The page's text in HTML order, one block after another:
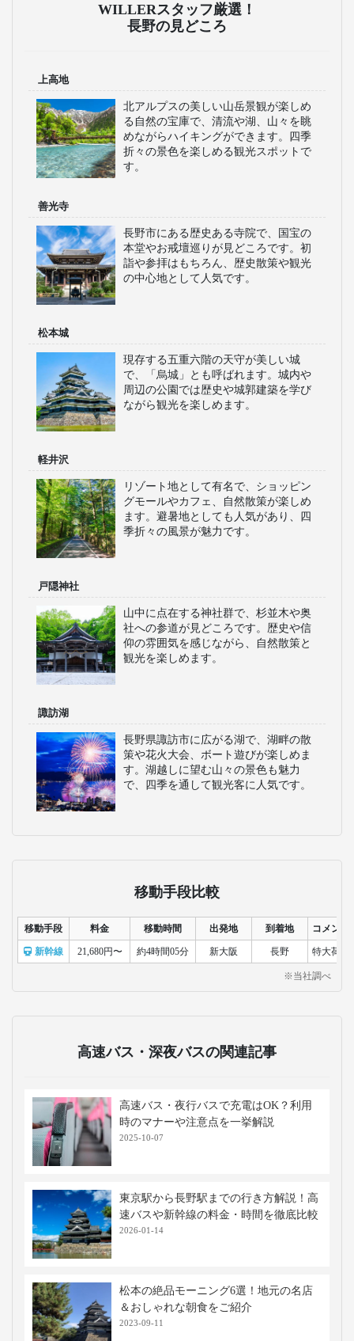
WILLERスタッフ厳選！
長野の見どころ
上高地
北アルプスの美しい山岳景観が楽しめ
る自然の宝庫で、清流や湖、山々を眺
めながらハイキングができます。四季
折々の景色を楽しめる観光スポットで
す。
善光寺
長野市にある歴史ある寺院で、国宝の
本堂やお戒壇巡りが見どころです。初
詣や参拝はもちろん、歴史散策や観光
の中心地として人気です。
松本城
現存する五重六階の天守が美しい城
で、「烏城」とも呼ばれます。城内や
周辺の公園では歴史や城郭建築を学び
ながら観光を楽しめます。
軽井沢
リゾート地として有名で、ショッピン
グモールやカフェ、自然散策が楽しめ
ます。避暑地としても人気があり、四
季折々の風景が魅力です。
戸隠神社
山中に点在する神社群で、杉並木や奥
社への参道が見どころです。歴史や信
仰の雰囲気を感じながら、自然散策と
観光を楽しめます。
諏訪湖
長野県諏訪市に広がる湖で、湖畔の散
策や花火大会、ボート遊びが楽しめま
す。湖越しに望む山々の景色も魅力
で、四季を通して観光客に人気です。
移動手段比較
移動手段 料金 移動時間 出発地 到着地 コメント
新幹線 21,680円〜 約4時間05分 新大阪 長野 特大荷物
※当社調べ
高速バス・深夜バスの関連記事
高速バス・夜行バスで充電はOK？利用
時のマナーや注意点を一挙解説
2025-10-07
東京駅から長野駅までの行き方解説！高
速バスや新幹線の料金・時間を徹底比較
2026-01-14
松本の絶品モーニング6選！地元の名店
＆おしゃれな朝食をご紹介
2023-09-11